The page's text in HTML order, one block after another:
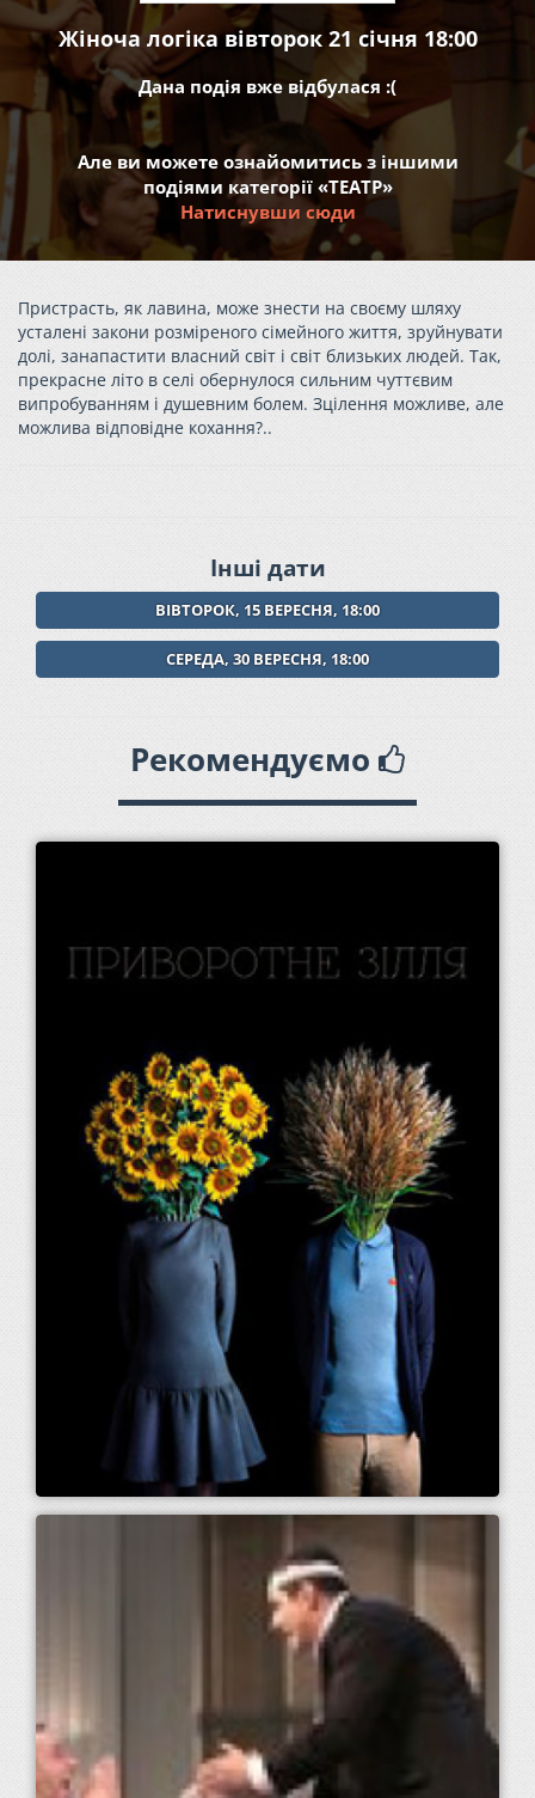
Жіноча логіка вівторок 21 січня 18:00
Дана подія вже відбулася :(
Але ви можете ознайомитись з іншими
подіями категорії «ТЕАТР»
Натиснувши сюди
Пристрасть, як лавина, може знести на своєму шляху
усталені закони розміреного сімейного життя, зруйнувати
долі, занапастити власний світ і світ близьких людей. Так,
прекрасне літо в селі обернулося сильним чуттєвим
випробуванням і душевним болем. Зцілення можливе, але
можлива відповідне кохання?..
Інші дати
ВІВТОРОК, 15 ВЕРЕСНЯ, 18:00
СЕРЕДА, 30 ВЕРЕСНЯ, 18:00
Рекомендуємо